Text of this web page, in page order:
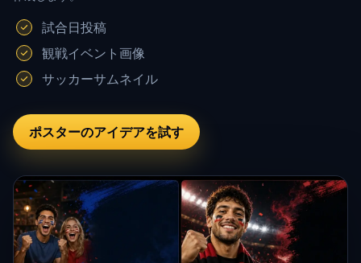
試合日投稿
観戦イベント画像
サッカーサムネイル
ポスターのアイデアを試す